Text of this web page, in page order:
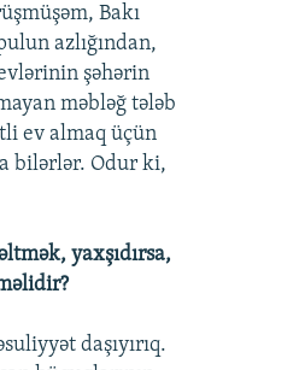
Bakı
azlığından,
şəhərin
məbləğ tələb
ev almaq üçün
bilərlər. Odur ki,
yaxşıdırsa,
daşıyırıq.